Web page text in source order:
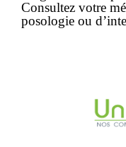
Consultez votre
posologie ou